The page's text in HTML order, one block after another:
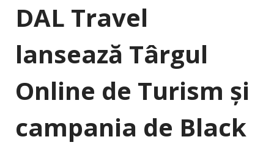
DAL Travel
lansează Târgul
Online de Turism și
campania de Black